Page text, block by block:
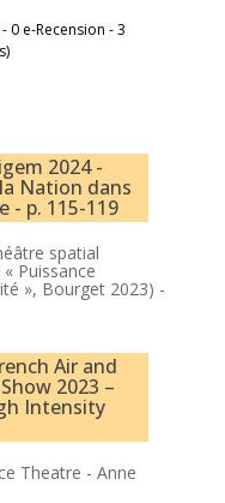
0 e-Recension - 3
2024 -
Nation dans
- p. 115-119
spatial
« Puissance
», Bourget 2023) -
Air and
2023 –
Intensity
Theatre - Anne